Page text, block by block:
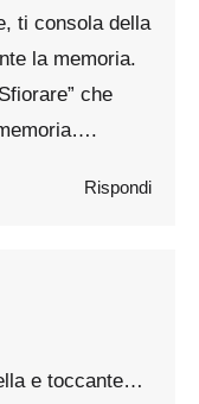
ti consola della
la memoria.
che
Rispondi
e toccante…